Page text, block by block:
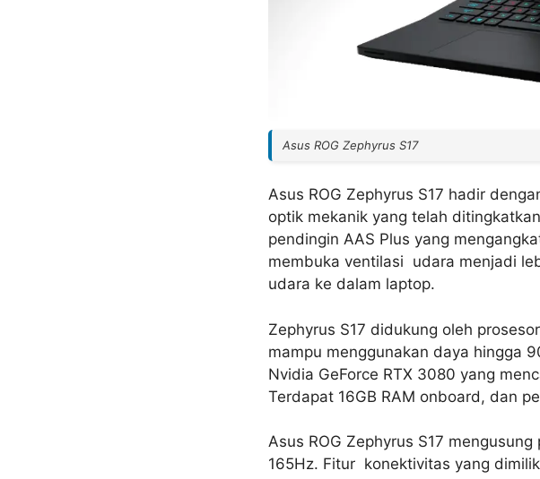
Asus ROG Zephyrus S17
Asus ROG Zephyrus S17 hadir
optik mekanik yang telah
pendingin AAS Plus yang
membuka ventilasi udara menjadi
udara ke dalam laptop.
Zephyrus S17 didukung oleh
mampu menggunakan daya hingga
Nvidia GeForce RTX 3080 yang
Terdapat 16GB RAM onboard, dan
Asus ROG Zephyrus S17
165Hz. Fitur konektivitas yang